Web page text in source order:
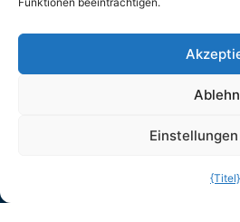
{Titel}
Setzen Sie sich mit
uns in Verbindung und